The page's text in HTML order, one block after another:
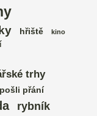
hřiště kino
trhy
pošli přání
rybník